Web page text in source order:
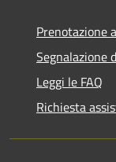
Prenotazione
Segnalazione
Leggi le FAQ
Richiesta